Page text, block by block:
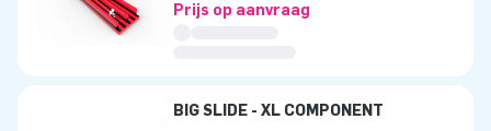
Prijs op aanvraag
BIG SLIDE - XL COMPONENT